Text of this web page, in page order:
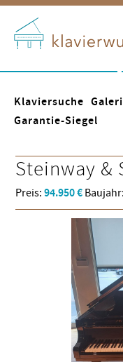
Klaviersuche
Garantie-Siegel
Steinway &
Preis:94.950 €